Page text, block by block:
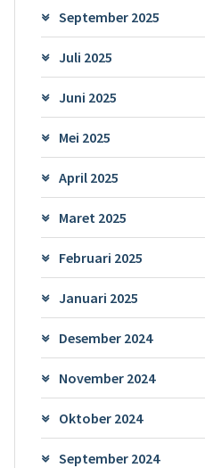
September 2025
Juli 2025
Juni 2025
Mei 2025
April 2025
Maret 2025
Februari 2025
Januari 2025
Desember 2024
November 2024
Oktober 2024
September 2024